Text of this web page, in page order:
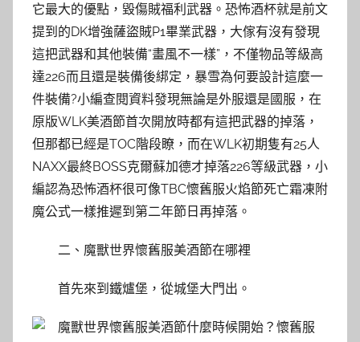
它最大的優點，毀傷賊福利武器。恐怖酒杯就是前文
提到的DK增強薩盜賊P1畢業武器，大傢有沒有發現
這把武器和其他裝備“畫風不一樣”，不僅物品等級高
達226而且還是裝備後綁定，暴雪為何要設計這麼一
件裝備?小編查閱資料發現無論是外服還是國服，在
原版WLK美酒節首次開放時都有這把武器的掉落，
但那都已經是TOC階段瞭，而在WLK初期隻有25人
NAXX最終BOSS克爾蘇加德才掉落226等級武器，小
編認為恐怖酒杯很可像TBC懷舊服火焰節死亡霜凍附
魔公式一樣推遲到第二年節日再掉落。
二、魔獸世界懷舊服美酒節在哪裡
首先來到鐵爐堡，從城堡大門出。